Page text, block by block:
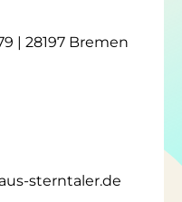
| 28197 Bremen
sterntaler.de